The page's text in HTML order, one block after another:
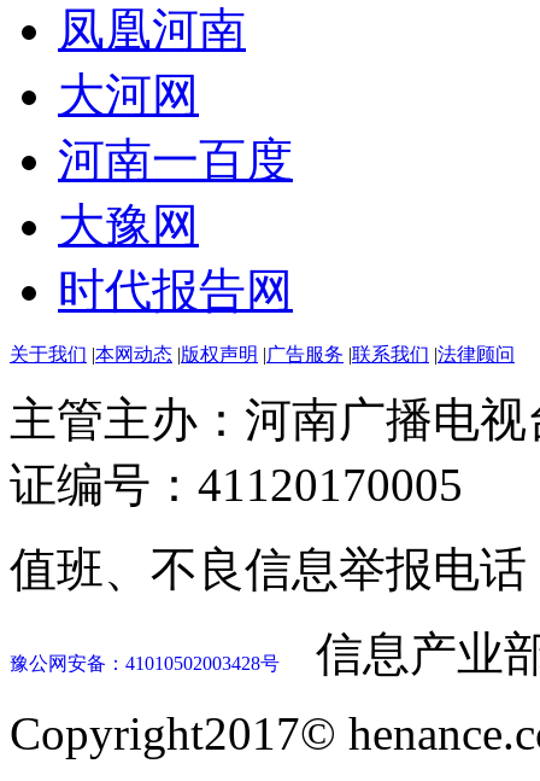
凤凰河南
大河网
河南一百度
大豫网
时代报告网
关于我们 |本网动态 |版权声明 |广告服务 |联系我们 |法律顾问
主管主办：河南广播电
证编号：41120170005
值班、不良信息举报电话
豫公网安备：41010502003428号
信息产业
Copyright2017©